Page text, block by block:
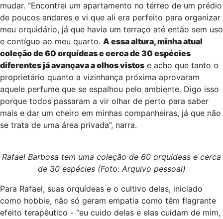
mudar. “Encontrei um apartamento no térreo de um prédio
de poucos andares e vi que ali era perfeito para organizar
meu orquidário, já que havia um terraço até então sem uso
e contíguo ao meu quarto. A essa altura, minha atual
coleção de 60 orquídeas e cerca de 30 espécies
diferentes já avançava a olhos vistos e acho que tanto o
proprietário quanto a vizinhança próxima aprovaram
aquele perfume que se espalhou pelo ambiente. Digo isso
porque todos passaram a vir olhar de perto para saber
mais e dar um cheiro em minhas companheiras, já que não
se trata de uma área privada”, narra.
Rafael Barbosa tem uma coleção de 60 orquídeas e cerca
de 30 espécies (Foto: Arquivo pessoal)
Para Rafael, suas orquídeas e o cultivo delas, iniciado
como hobbie, não só geram empatia como têm flagrante
efeito terapêutico - “eu cuido delas e elas cuidam de mim,